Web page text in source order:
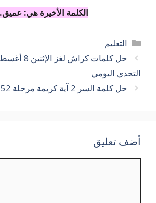
الكلمة الأخيرة هي: عميق.
التصنيفات
التعليم
التحدي اليومي
حل كلمة السر 2 آية كريمة مرحلة 252
أضف تعليق